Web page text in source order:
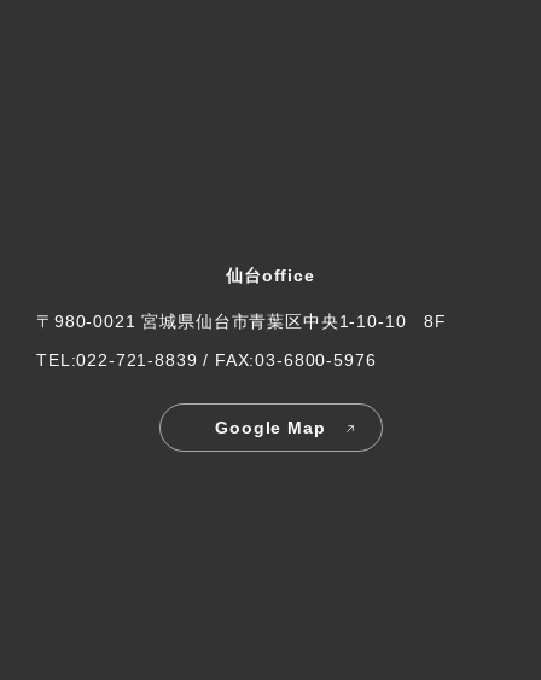
仙台office
〒980-0021 宮城県仙台市青葉区中央1-10-10 8F
TEL:022-721-8839 / FAX:03-6800-5976
Google Map